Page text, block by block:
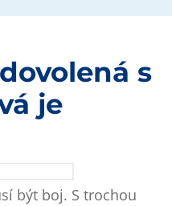
s
je
být boj. S trochou